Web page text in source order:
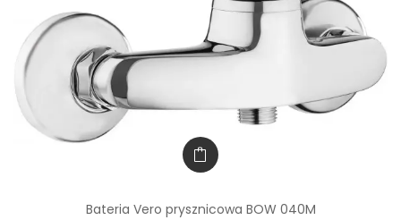
Bateria Vero prysznicowa BOW 040M